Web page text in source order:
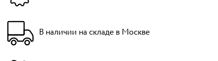
В наличии на складе в Москве